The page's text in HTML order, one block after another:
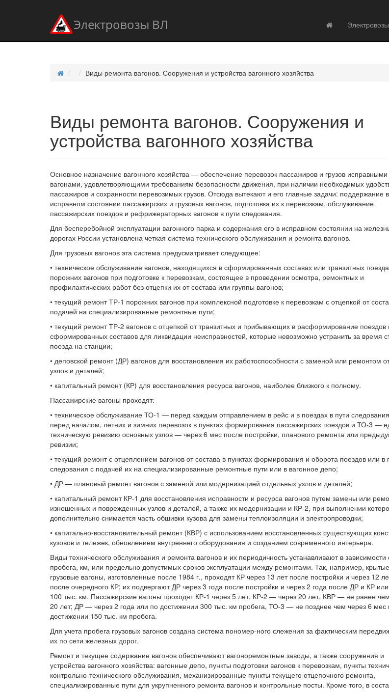
Электровозы ВЛ Электровозы
Виды ремонта вагонов. Сооружения и устройства вагонного хозяйства
Виды ремонта вагонов. Сооружения и
устройства вагонного хозяйства
Основное назначение вагонного хозяйства — обеспечение перевозок пассажиров и грузов исправными
вагонами, удовлетворяющими требованиям безопасности движения, при наличии необходимых
пассажиров и сохранности перевозимых грузов. Отсюда вытекают и его главные задачи: поддержание в
исправном состоянии пассажирских и грузовых вагонов, подготовка их к перевозкам, обслуживание
пассажирских поездов и рефрижераторных вагонов в пути следования.
Для бесперебойной эксплуатации вагонного парка и содержания его в исправном состоянии на
дорогах России установлена четкая система технического обслуживания и ремонта вагонов.
Для грузовых вагонов эта система предусматривает следующее:
• техническое обслуживание вагонов, находящихся в сформированных составах или транзитных
порожних вагонов при подготовке к перевозкам, состоящее в проведении осмотра, ремонтных и
профилактических работ без отцепки их от состава или группы вагонов;
• текущий ремонт ТР-1 порожних вагонов при комплексной подготовке к перевозкам с отцепкой от
подачей на специализированные ремонтные пути;
• текущий ремонт ТР-2 вагонов с отцепкой от транзитных и прибывающих в расформирование поездов
сформированных составов для ликвидации неисправностей, которые невозможно устранить за время
поезда на станции;
• деповской ремонт (ДР) вагонов для восстановления их работоспособности с заменой или ремонтом
узлов и деталей;
• капитальный ремонт (КР) для восстановления ресурса вагонов, наиболее близкого к полному.
Пассажирские вагоны проходят:
• техническое обслуживание ТО-1 — перед каждым отправлением в рейс и в поездах в пути
перед началом, летних и зимних перевозок в пунктах формирования пассажирских поездов и ТО-3 —
техническую ревизию основных узлов — через 6 мес после постройки, планового ремонта или
ревизии;
• текущий ремонт с отцеплением вагонов от состава в пунктах формирования и оборота поездов или в
следования с подачей их на специализированные ремонтные пути или в вагонное депо;
• ДР — плановый ремонт вагонов с заменой или модернизацией отдельных узлов и деталей;
• капитальный ремонт КР-1 для восстановления исправности и ресурса вагонов путем замены или
изношенных и поврежденных узлов и деталей, а также их модернизации и КР-2, при выполнении
дополнительно снимается часть обшивки кузова для замены теплоизоляции и электропроводки;
• капитально-восстановительный ремонт (КВР) с использованием восстановленных существующих
кузовов и тележек, обновлением внутреннего оборудования и созданием современного интерьера.
Виды технического обслуживания и ремонта вагонов и их периодичность устанавливают в зависимости
пробега, км, или предельно допустимых сроков эксплуатации между ремонтами. Так, например, крытые
грузовые вагоны, изготовленные после 1984 г., проходят КР через 13 лет после постройки и через 12
после очередного КР; их подвергают ДР через 3 года после постройки и через 2 года после ДР и КР
100 тыс. км. Пассажирские вагоны проходят КР-1 через 5 лет, КР-2 — через 20 лет, КВР — не ранее
20 лет; ДР — через 2 года или по достижении 300 тыс. км пробега, ТО-3 — не позднее чем через 6 мес
достижении 150 тыс. км пробега.
Для учета пробега грузовых вагонов создана система пономер-ного слежения за фактическим
их по сети железных дорог.
Ремонт и текущее содержание вагонов обеспечивают вагоноремонтные заводы, а также сооружения и
устройства вагонного хозяйства: вагонные депо, пункты подготовки вагонов к перевозкам, пункты
контрольно-технического обслуживания, механизированные пункты текущего отцепочного ремонта,
специализированные пути для укрупненного ремонта вагонов и контрольные посты. Кроме того, в